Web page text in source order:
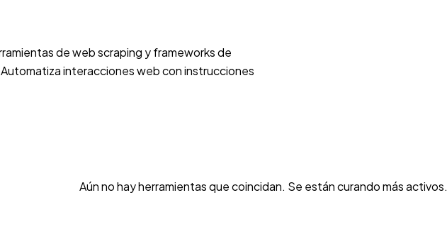
de web scraping y frameworks de
interacciones web con instrucciones
Aún no hay herramientas que coincidan. Se están curando más activos.